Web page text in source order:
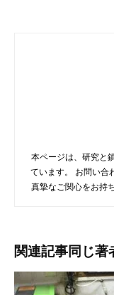
本ページは、研究と
ています。 お問い合
真摯なご関心をお持
関連記事同じ著